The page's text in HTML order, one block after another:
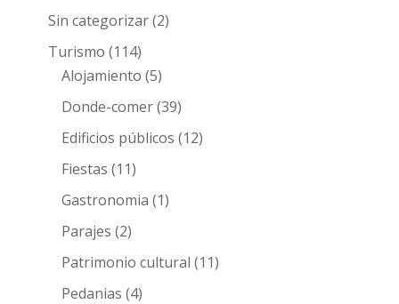
Sin categorizar(2)
Turismo (114)
Alojamiento (5)
Donde-comer(39)
Edificios públicos (12)
Fiestas (11)
Gastronomia (1)
Parajes (2)
Patrimonio cultural (11)
Pedanias (4)